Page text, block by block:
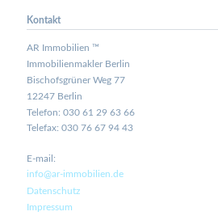
Kontakt
AR Immobilien ™
Immobilienmakler Berlin
Bischofsgrüner Weg 77
12247 Berlin
Telefon: 030 61 29 63 66
Telefax: 030 76 67 94 43
E-mail:
info@ar-immobilien.de
Datenschutz
Impressum